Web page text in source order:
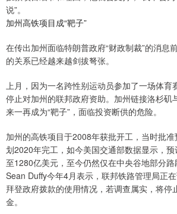
说”。
加州高铁项目成“靶子”
在传出加州面临特朗普政府“财政制裁”的消息
的关系已经越来越剑拔弩张。
上月，因为一名跨性别运动员参加了一场体育
停止对加州的联邦政府资助。加州链接洛杉矶
来一再成为“靶子”，面临投资断供的危险。
加州的高铁项目于2008年获批开工，当时批
划2020年完工，如今美国交通部数据显示，
至1280亿美元，至今仍然仅在中央谷地部分
Sean Duffy今年4月表示，联邦铁路管理局正
拜登政府拨款的使用情况，若调查属实，将停
金。